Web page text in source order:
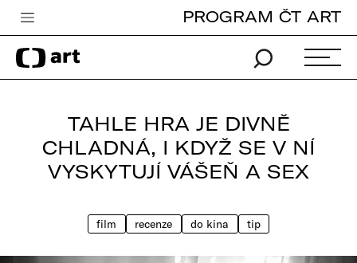
Česká televize
Zpravodajství
iVysílání
TV program
PROGRAM ČT ART
TAHLE HRA JE DIVNĚ
CHLADNÁ, I KDYŽ SE V NÍ
VYSKYTUJÍ VÁŠEŇ A SEX
film recenze do kina tip